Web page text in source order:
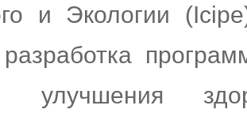
и Экологии
разработка
улучшения